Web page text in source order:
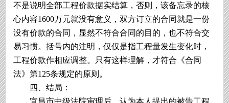
不是说明全部工程价款据实结算，否则，该备忘录的核
心内容1600万元就没有意义，双方订立的合同就是一份
没有价款的合同，显然不符合合同的目的，也不符合交
易习惯。括号内的注明，仅仅是指工程量发生变化时，
工程价款作相应调整。只有这样理解，才符合《合同
法》第125条规定的原则。
四、结局：
宜昌市中级法院审理后，认为本人提出的被告工程